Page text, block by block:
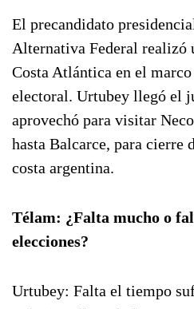
El precandidato
Alternativa Federal realizó
Costa Atlántica en el marco
electoral. Urtubey llegó el
aprovechó para visitar
hasta Balcarce, para cierre
costa argentina.
Télam: ¿Falta mucho o
elecciones?
Urtubey: Falta el tiempo